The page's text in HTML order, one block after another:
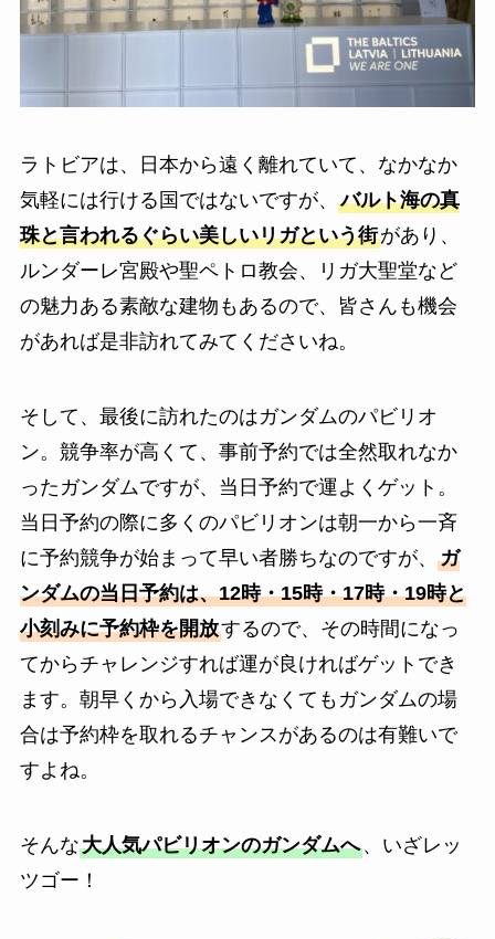
ラトビアは、日本から遠く離れていて、なかなか
気軽には行ける国ではないですが、 バルト海の真
珠と言われるぐらい美しいリガという街があり、
ルンダーレ宮殿や聖ペトロ教会、リガ大聖堂など
の魅力ある素敵な建物もあるので、皆さんも機会
があれば是非訪れてみてくださいね。
そして、最後に訪れたのはガンダムのパビリオ
ン。競争率が高くて、事前予約では全然取れなか
ったガンダムですが、当日予約で運よくゲット。
当日予約の際に多くのパビリオンは朝一から一斉
に予約競争が始まって早い者勝ちなのですが、 ガ
ンダムの当日予約は、12時・15時・17時・19時と
小刻みに予約枠を開放するので、その時間になっ
てからチャレンジすれば運が良ければゲットでき
ます。朝早くから入場できなくてもガンダムの場
合は予約枠を取れるチャンスがあるのは有難いで
すよね。
そんな大人気パビリオンのガンダムへ、いざレッ
ツゴー！